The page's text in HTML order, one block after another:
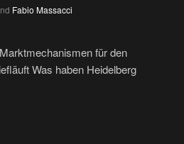
Fabio Massacci
für den
Was haben Heidelberg